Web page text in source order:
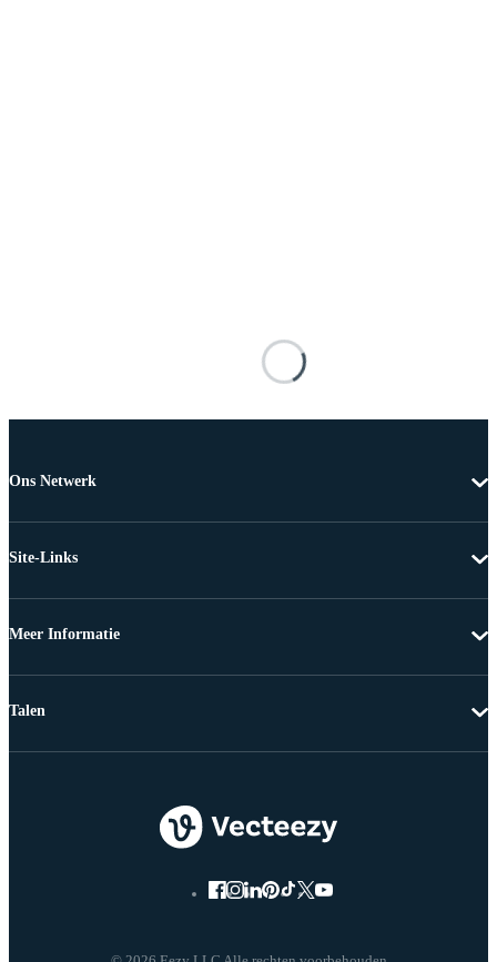
Ons Netwerk
Site-Links
Meer Informatie
Talen